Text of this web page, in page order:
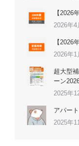
【2026
2026年4
【2026
2026年1
超大型
ーン
2025年
アパー
2025年